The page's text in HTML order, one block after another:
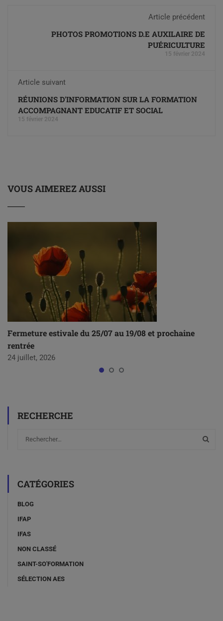
Article précédent
PHOTOS PROMOTIONS D.E AUXILAIRE DE
PUÉRICULTURE
15 février 2024
Article suivant
RÉUNIONS D'INFORMATION SUR LA FORMATION
ACCOMPAGNANT EDUCATIF ET SOCIAL
15 février 2024
VOUS AIMEREZ AUSSI
Fermeture estivale du 25/07 au 19/08 et prochaine
rentrée
24 juillet, 2026
RECHERCHE
CATÉGORIES
BLOG
IFAP
IFAS
NON CLASSÉ
SAINT-SO'FORMATION
SÉLECTION AES